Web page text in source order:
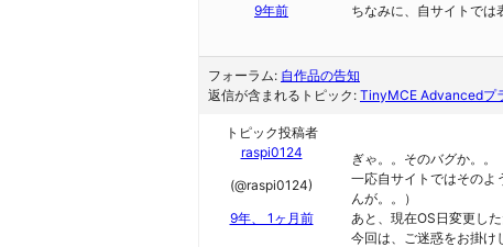
9年前
ちなみに、自サイトでは
フォーラム: 自作品の告知
返信が含まれるトピック: TinyMCE Advancedプ
トピック投稿者
raspi0124
(@raspi0124)
9年、 1ヶ月前
ぎゃ。。そのバグか。。
一応自サイトではそのよ
んが。。）
あと、現在OS日変更し
今回は、ご迷惑をお掛け